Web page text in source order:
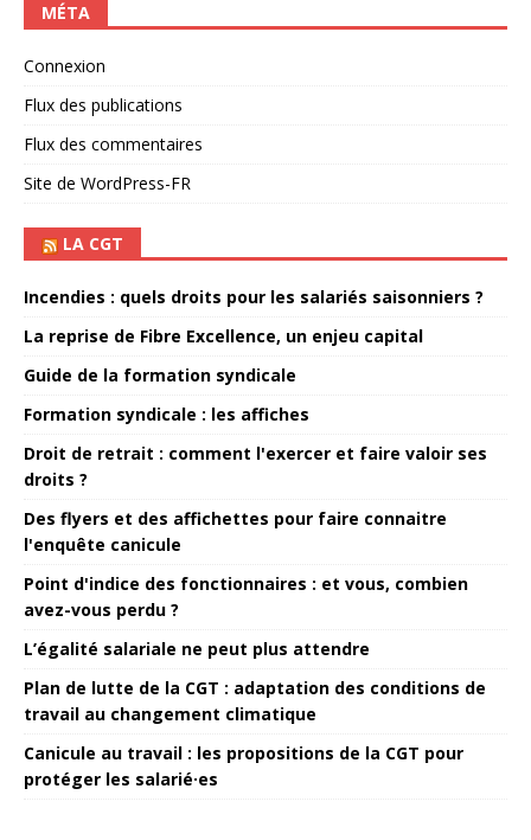
MÉTA
Connexion
Flux des publications
Flux des commentaires
Site de WordPress-FR
LA CGT
Incendies : quels droits pour les salariés saisonniers ?
La reprise de Fibre Excellence, un enjeu capital
Guide de la formation syndicale
Formation syndicale : les affiches
Droit de retrait : comment l'exercer et faire valoir ses
droits ?
Des flyers et des affichettes pour faire connaitre
l'enquête canicule
Point d'indice des fonctionnaires : et vous, combien
avez-vous perdu ?
L’égalité salariale ne peut plus attendre
Plan de lutte de la CGT : adaptation des conditions de
travail au changement climatique
Canicule au travail : les propositions de la CGT pour
protéger les salarié·es